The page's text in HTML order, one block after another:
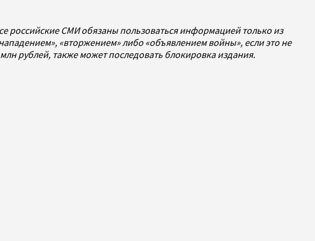
российские СМИ обязаны пользоваться информацией только из
«вторжением» либо «объявлением войны», если это не
рублей, также может последовать блокировка издания.